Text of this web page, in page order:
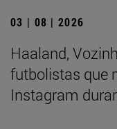
03 | 08 | 2026
Haaland,
futbolistas que
Instagram